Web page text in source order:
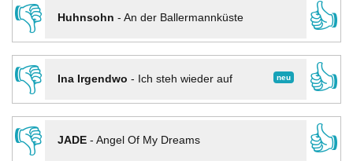
👎
Huhnsohn - An der Ballermannküste
👍
👎
neu
Ina Irgendwo - Ich steh wieder auf
👍
👎
JADE- Angel Of My Dreams
👍